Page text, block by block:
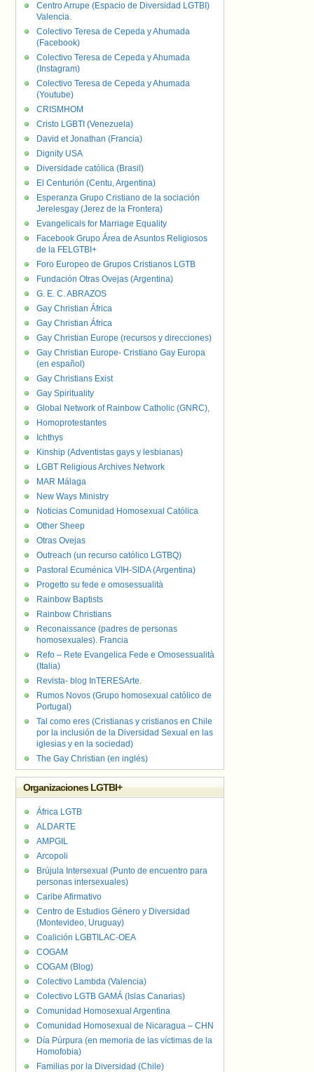
Centro Arrupe (Espacio de Diversidad LGTBI)
Valencia.
Colectivo Teresa de Cepeda y Ahumada
(Facebook)
Colectivo Teresa de Cepeda y Ahumada
(Instagram)
Colectivo Teresa de Cepeda y Ahumada
(Youtube)
CRISMHOM
Cristo LGBTI (Venezuela)
David et Jonathan (Francia)
Dignity USA
Diversidade católica (Brasil)
El Centurión (Centu, Argentina)
Esperanza Grupo Cristiano de la sociación
Jerelesgay (Jerez de la Frontera)
Evangelicals for Marriage Equality
Facebook Grupo Área de Asuntos Religiosos
de la FELGTBI+
Foro Europeo de Grupos Cristianos LGTB
Fundación Otras Ovejas (Argentina)
G. E. C. ABRAZOS
Gay Christian África
Gay Christian África
Gay Christian Europe (recursos y direcciones)
Gay Christian Europe- Cristiano Gay Europa
(en español)
Gay Christians Exist
Gay Spirituality
Global Network of Rainbow Catholic (GNRC),
Homoprotestantes
Ichthys
Kinship (Adventistas gays y lesbianas)
LGBT Religious Archives Network
MAR Málaga
New Ways Ministry
Noticias Comunidad Homosexual Católica
Other Sheep
Otras Ovejas
Outreach (un recurso católico LGTBQ)
Pastoral Ecuménica VIH-SIDA (Argentina)
Progetto su fede e omosessualità
Rainbow Baptists
Rainbow Christians
Reconaissance (padres de personas
homosexuales). Francia
Refo – Rete Evangelica Fede e Omosessualità
(Italia)
Revista- blog InTERESArte.
Rumos Novos (Grupo homosexual católico de
Portugal)
Tal como eres (Cristianas y cristianos en Chile
por la inclusión de la Diversidad Sexual en las
iglesias y en la sociedad)
The Gay Christian (en inglés)
Organizaciones LGTBI+
África LGTB
ALDARTE
AMPGIL
Arcopoli
Brújula Intersexual (Punto de encuentro para
personas intersexuales)
Caribe Afirmativo
Centro de Estudios Género y Diversidad
(Montevideo, Uruguay)
Coalición LGBTILAC-OEA
COGAM
COGAM (Blog)
Colectivo Lambda (Valencia)
Colectivo LGTB GAMÁ (Islas Canarias)
Comunidad Homosexual Argentina
Comunidad Homosexual de Nicaragua – CHN
Día Púrpura (en memoria de las víctimas de la
Homofobia)
Familias por la Diversidad (Chile)